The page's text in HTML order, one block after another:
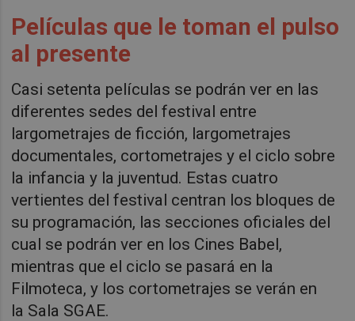
Películas que le toman el pulso
al presente
Casi setenta películas se podrán ver en las
diferentes sedes del festival entre
largometrajes de ficción, largometrajes
documentales, cortometrajes y el ciclo sobre
la infancia y la juventud. Estas cuatro
vertientes del festival centran los bloques de
su programación, las secciones oficiales del
cual se podrán ver en los Cines Babel,
mientras que el ciclo se pasará en la
Filmoteca, y los cortometrajes se verán en
la Sala SGAE.